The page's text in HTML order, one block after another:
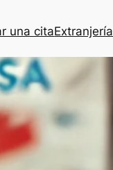
una citaExtranjería